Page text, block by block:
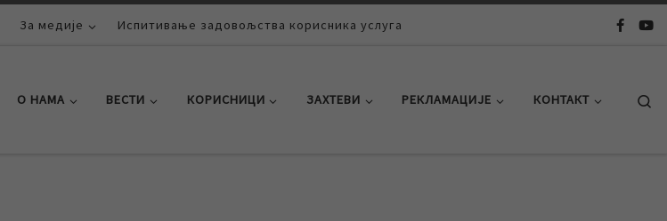
За медије Испитивање задовољства корисника услуга
О НАМА ВЕСТИ КОРИСНИЦИ ЗАХТЕВИ РЕКЛАМАЦИЈЕ КОНТАКТ